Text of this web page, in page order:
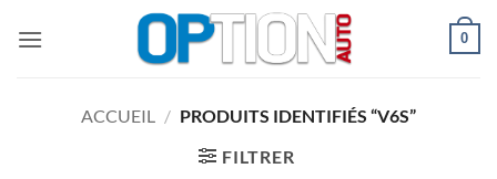
0
ACCUEIL / PRODUITS IDENTIFIÉS “V6S”
FILTRER